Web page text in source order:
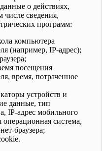
о действиях,
числе сведения,
программ:
компьютера
(например, IP-адрес);
посещения
время, потраченное
устройств и
данные, тип
IP-адрес мобильного
операционная система,
браузера;